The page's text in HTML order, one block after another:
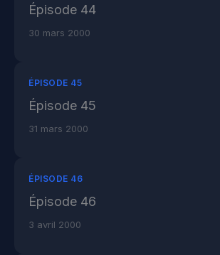
Épisode 44
30 mars 2000
ÉPISODE 45
Épisode 45
31 mars 2000
ÉPISODE 46
Épisode 46
3 avril 2000